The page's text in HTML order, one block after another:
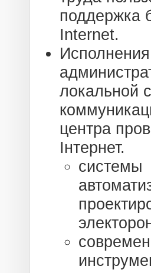
поддержка
Internet.
локальной
центра
Інтернет.
системы